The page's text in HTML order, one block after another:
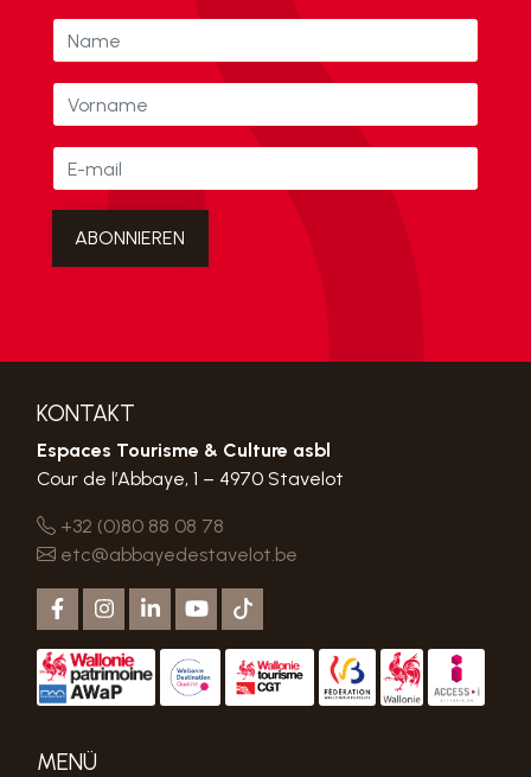
KONTAKT
Espaces Tourisme & Culture asbl
Cour de l’Abbaye, 1 – 4970 Stavelot
+32 (0)80 88 08 78
etc@abbayedestavelot.be
MENÜ